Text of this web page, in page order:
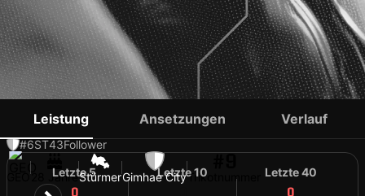
BEKA
#6ST43Follower
28 JahreStürmerGimhae CityTrikotnummer
Leistung Ansetzungen Verlauf
Letzte 5
0
Letzte 10 Letzte 40
0